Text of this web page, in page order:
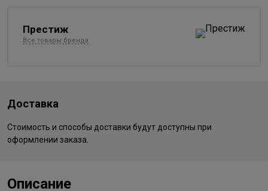
Престиж
Все товары бренда
Доставка
Стоимость и способы доставки будут доступны при
оформлении заказа.
Описание